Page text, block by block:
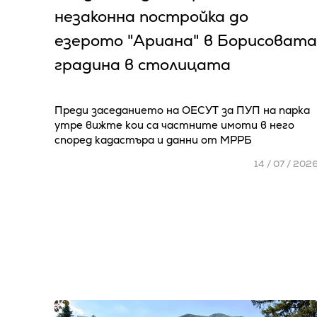
незаконна постройка до
езерото "Ариана" в Борисовата
градина в столицата
Преди заседанието на ОЕСУТ за ПУП на парка
утре вижте кои са частните имоти в него
според кадастъра и данни от МРРБ
14 / 07 /